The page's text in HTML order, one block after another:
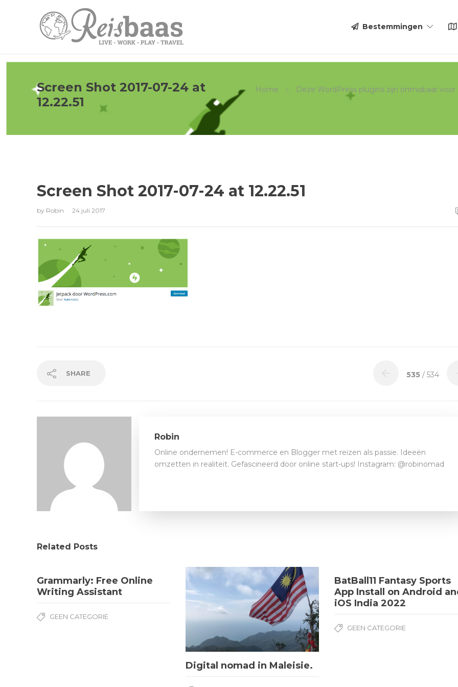
Bestemmingen
Screen Shot 2017-07-24 at
12.22.51
Home Deze WordPress plugins zijn onmisbaar
Screen Shot 2017-07-24 at 12.22.51
by Robin 24 juli 2017
SHARE 535 / 534
Robin
Online ondernemen! E-commerce en Blogger met reizen als passie. Ideeën
omzetten in realiteit. Gefascineerd door online start-ups! Instagram: @robinomad
Related Posts
Grammarly: Free Online
Writing Assistant
GEEN CATEGORIE
Digital nomad in Maleisie.
BatBall11 Fantasy Sports
App Install on Android
iOS India 2022
GEEN CATEGORIE